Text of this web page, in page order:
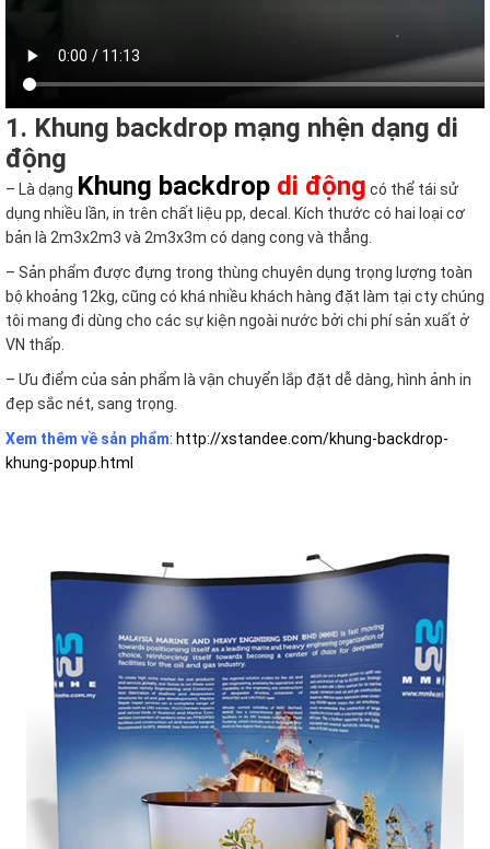
1. Khung backdrop mạng nhện dạng di
động
– Là dạng Khung backdrop di động có thể tái sử
dụng nhiều lần, in trên chất liệu pp, decal. Kích thước có hai loại cơ
bản là 2m3x2m3 và 2m3x3m có dạng cong và thẳng.
– Sản phẩm được đựng trong thùng chuyên dụng trọng lượng toàn
bộ khoảng 12kg, cũng có khá nhiều khách hàng đặt làm tại cty chúng
tôi mang đi dùng cho các sự kiện ngoài nước bởi chi phí sản xuất ở
VN thấp.
– Ưu điểm của sản phẩm là vận chuyển lắp đặt dễ dàng, hình ảnh in
đẹp sắc nét, sang trọng.
Xem thêm về sản phẩm: http://xstandee.com/khung-backdrop-
khung-popup.html